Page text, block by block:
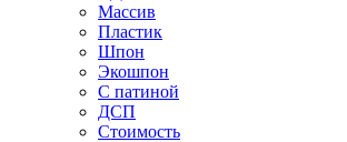
Массив
Пластик
Шпон
Экошпон
С патиной
ДСП
Стоимость